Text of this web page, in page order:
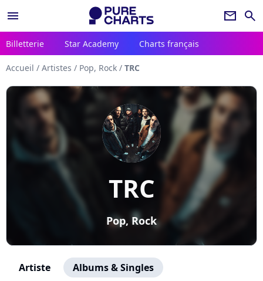
menu newsletter search
Billetterie Star Academy Charts français
Accueil / Artistes / Pop, Rock / TRC
TRC
Pop, Rock
Artiste Albums & Singles